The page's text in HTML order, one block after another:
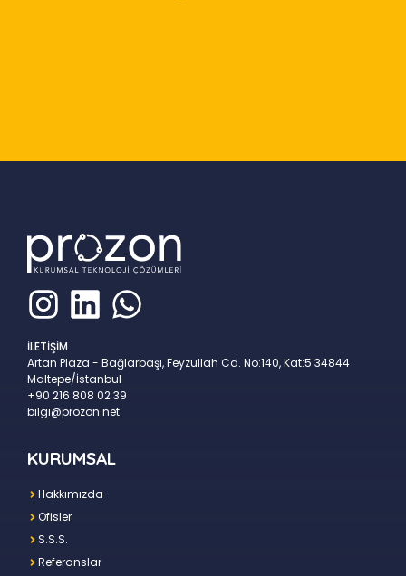
İLETİŞİM
Artan Plaza - Bağlarbaşı, Feyzullah Cd. No:140, Kat:5 34844
Maltepe/İstanbul
+90 216 808 02 39
bilgi@prozon.net
KURUMSAL
Hakkımızda
Ofisler
S.S.S.
Referanslar